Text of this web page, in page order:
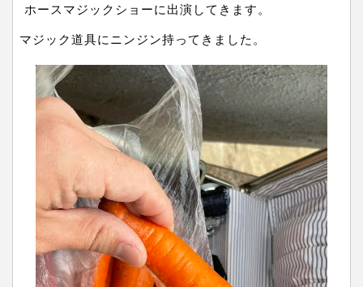
ホースマジックショーに出演してきます。
マジック道具にニンジン持ってきました。